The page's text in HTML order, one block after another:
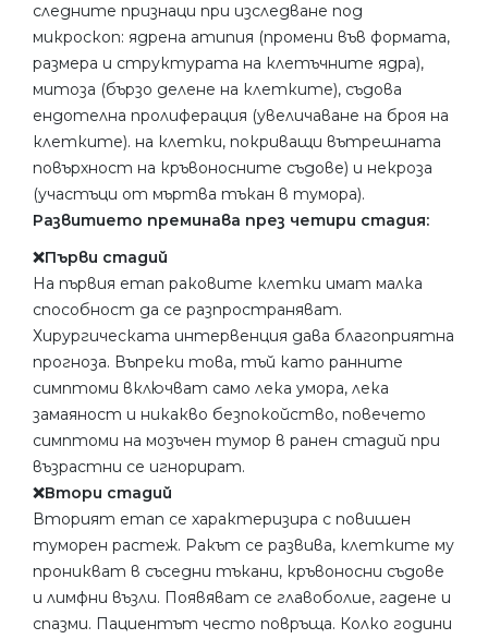
следните признаци при изследване под
микроскоп: ядрена атипия (промени във формата,
размера и структурата на клетъчните ядра),
митоза (бързо делене на клетките), съдова
ендотелна пролиферация (увеличаване на броя на
клетките). на клетки, покриващи вътрешната
повърхност на кръвоносните съдове) и некроза
(участъци от мъртва тъкан в тумора).
Развитието преминава през четири стадия:
❌Първи стадий
На първия етап раковите клетки имат малка
способност да се разпространяват.
Хирургическата интервенция дава благоприятна
прогноза. Въпреки това, тъй като ранните
симптоми включват само лека умора, лека
замаяност и никакво безпокойство, повечето
симптоми на мозъчен тумор в ранен стадий при
възрастни се игнорират.
❌Втори стадий
Вторият етап се характеризира с повишен
туморен растеж. Ракът се развива, клетките му
проникват в съседни тъкани, кръвоносни съдове
и лимфни възли. Появяват се главоболие, гадене и
спазми. Пациентът често повръща. Колко години